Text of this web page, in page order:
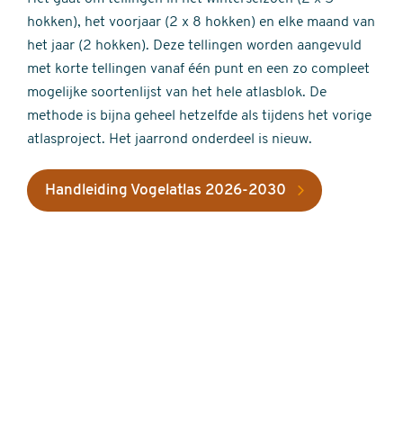
hokken), het voorjaar (2 x 8 hokken) en elke maand van
het jaar (2 hokken). Deze tellingen worden aangevuld
met korte tellingen vanaf één punt en een zo compleet
mogelijke soortenlijst van het hele atlasblok. De
methode is bijna geheel hetzelfde als tijdens het vorige
atlasproject. Het jaarrond onderdeel is nieuw.
Handleiding Vogelatlas 2026-2030